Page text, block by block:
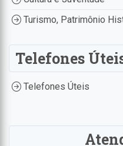
Turismo, Patrimônio
Telefones
Telefones Úteis